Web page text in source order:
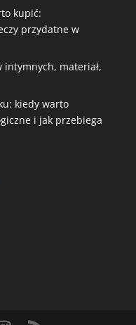
kupić:
przydatne w
intymnych, materiał,
kiedy warto
i jak przebiega